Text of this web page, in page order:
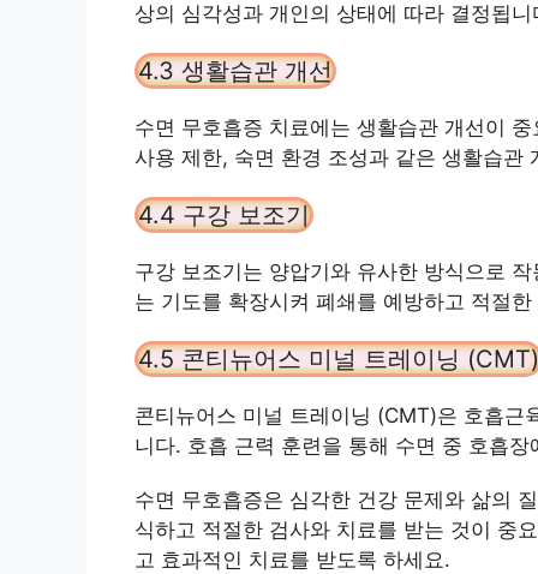
상의 심각성과 개인의 상태에 따라 결정됩니
4.3 생활습관 개선
수면 무호흡증 치료에는 생활습관 개선이
사용 제한, 숙면 환경 조성과 같은 생활습관
4.4 구강 보조기
구강 보조기는 양압기와 유사한 방식으로
는 기도를 확장시켜 폐쇄를 예방하고 적절
4.5 콘티뉴어스 미널 트레이닝 (CMT)
콘티뉴어스 미널 트레이닝 (CMT)은 호흡근
니다. 호흡 근력 훈련을 통해 수면 중 호흡
수면 무호흡증은 심각한 건강 문제와 삶의
식하고 적절한 검사와 치료를 받는 것이 중
고 효과적인 치료를 받도록 하세요.